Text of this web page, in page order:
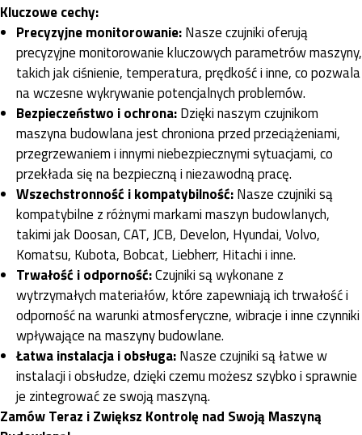
Kluczowe cechy:
Precyzyjne monitorowanie:Nasze czujniki oferują
precyzyjne monitorowanie kluczowych parametrów maszyny,
takich jak ciśnienie, temperatura, prędkość i inne, co pozwala
na wczesne wykrywanie potencjalnych problemów.
Bezpieczeństwo i ochrona:Dzięki naszym czujnikom
maszyna budowlana jest chroniona przed przeciążeniami,
przegrzewaniem i innymi niebezpiecznymi sytuacjami, co
przekłada się na bezpieczną i niezawodną pracę.
Wszechstronność i kompatybilność:Nasze czujniki są
kompatybilne z różnymi markami maszyn budowlanych,
takimi jak Doosan, CAT, JCB, Develon, Hyundai, Volvo,
Komatsu, Kubota, Bobcat, Liebherr, Hitachi i inne.
Trwałość i odporność:Czujniki są wykonane z
wytrzymałych materiałów, które zapewniają ich trwałość i
odporność na warunki atmosferyczne, wibracje i inne czynniki
wpływające na maszyny budowlane.
Łatwa instalacja i obsługa:Nasze czujniki są łatwe w
instalacji i obsłudze, dzięki czemu możesz szybko i sprawnie
je zintegrować ze swoją maszyną.
Zamów Teraz i Zwiększ Kontrolę nad Swoją Maszyną